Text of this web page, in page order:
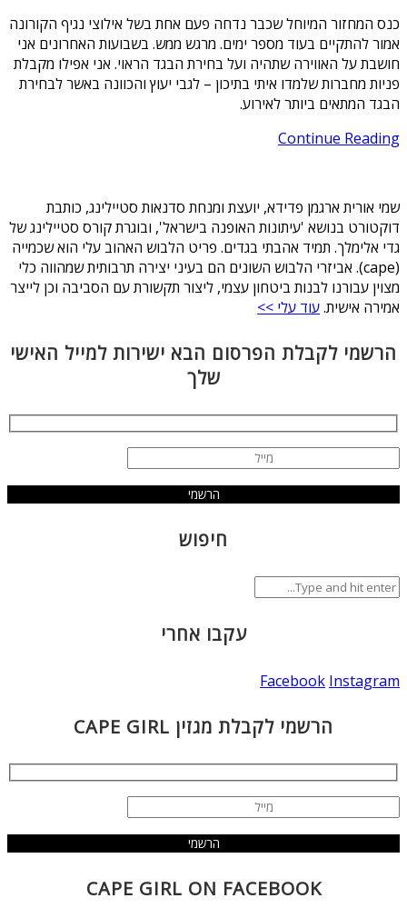
כנס המחזור המיוחל שכבר נדחה פעם אחת בשל אילוצי נגיף הקורונה
אמור להתקיים בעוד מספר ימים. מרגש ממש. בשבועות האחרונים אני
חושבת על האווירה שתהיה ועל בחירת הבגד הראוי. אני אפילו מקבלת
פניות מחברות שלמדו איתי בתיכון – לגבי יעוץ והכוונה באשר לבחירת
הבגד המתאים ביותר לאירוע.
Continue Reading
שמי אורית ארגמן פדידא, יועצת ומנחת סדנאות סטיילינג, כותבת
דוקטורט בנושא 'עיתונות האופנה בישראל', ובוגרת קורס סטיילינג של
גדי אלימלך. תמיד אהבתי בגדים. פריט הלבוש האהוב עלי הוא שכמייה
(cape). אביזרי הלבוש השונים הם בעיני יצירה תרבותית שמהווה כלי
מצוין עבורנו לבנות ביטחון עצמי, ליצור תקשורת עם הסביבה וכן לייצר
אמירה אישית.עוד עלי >>
הרשמי לקבלת הפרסום הבא ישירות למייל האישי
שלך
חיפוש
עקבו אחרי
Facebook Instagram
הרשמי לקבלת מגזין CAPE GIRL
CAPE GIRL ON FACEBOOK